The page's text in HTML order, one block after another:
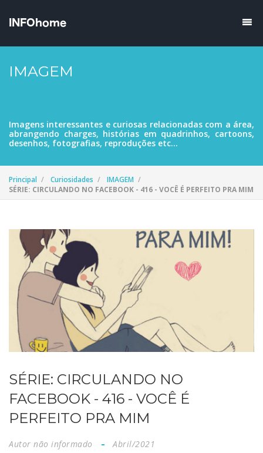
IMAGEM
Imagens interessantes e curiosas relacionadas com a área,
abrangendo charges, histórias em quadrinhos, cartoons,
desenhos, fotografias, reproduções etc...
Principal Curiosidades
IMAGEM
SÉRIE: CIRCULANDO NO FACEBOOK - 416 - VOCÊ É PERFEITO PRA MIM
SÉRIE: CIRCULANDO NO
FACEBOOK - 416 - VOCÊ É
PERFEITO PRA MIM
Autor não informado Abril/2021